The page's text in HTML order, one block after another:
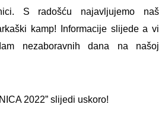
S radošću najavljujemo naš
kamp! Informacije slijede a vi
nezaboravnih dana na našoj
2022” slijedi uskoro!